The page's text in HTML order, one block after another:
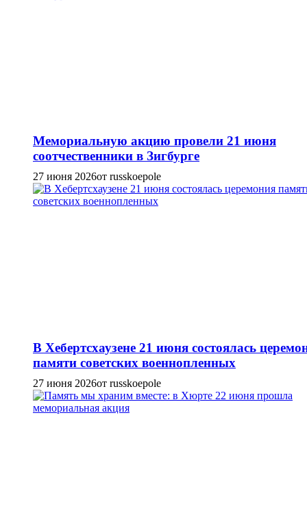
Мемориальную акцию провели 21 июня
соотчественники в Зигбурге
27 июня 2026от russkoepole
В Хебертсхаузене 21 июня состоялась
памяти советских военнопленных
27 июня 2026от russkoepole